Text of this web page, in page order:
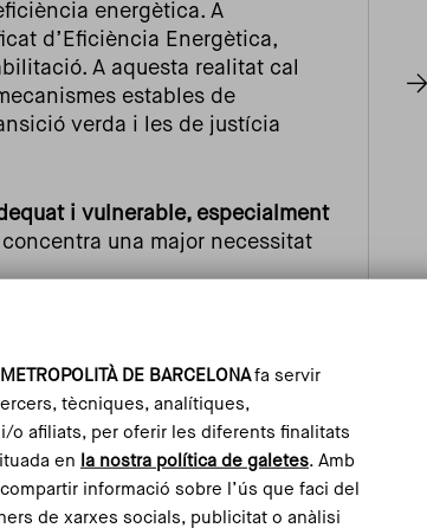
energètica. A
d’Eficiència Energètica,
A aquesta realitat cal
estables de
verda i les de justícia
i vulnerable, especialment
concentra una major necessitat
les administracions, entitats i
on totes les llars,
dels beneficis de
justa que
social del territori”, tal com
PEMB i referent de lamissió
DE BARCELONAfa servir
tècniques, analítiques,
o afiliats, per oferir les diferents finalitats
en la nostra política de galetes. Amb
informació sobre l’ús que faci del
de xarxes socials, publicitat o anàlisi